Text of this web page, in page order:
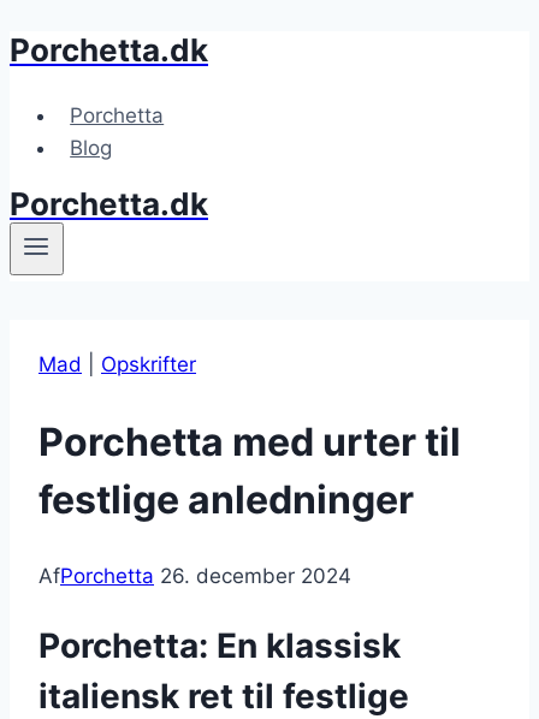
Fortsæt
indhold
Porchetta.dk
Porchetta
Blog
Porchetta.dk
Mad Opskrifter
Porchetta med urter til
festlige anledninger
AfPorchetta 26. december 2024
Porchetta: En klassisk
italiensk ret til festlige